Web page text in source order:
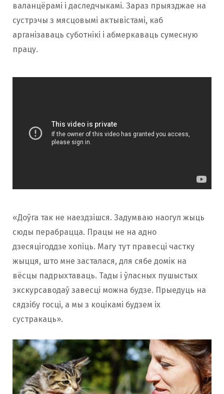
валанцёрамі і даследчыкамі. Зараз прыязджае на
сустрэчы з мясцовымі актывістамі, каб
арганізаваць суботнікі і абмеркаваць сумесную
працу.
«Доўга так не наездзішся. Задумваю наогул жыць
сюды перабрацца. Працы не на адно
дзесяцігоддзе хопіць. Магу тут правесці частку
жыцця, што мне засталася, для сябе домік на
вёсцы падрыхтаваць. Тады і ўласных пушыстых
экскурсаводаў завесці можна будзе. Прыедуць на
сядзібу госці, а мы з коцікамі будзем іх
сустракаць».